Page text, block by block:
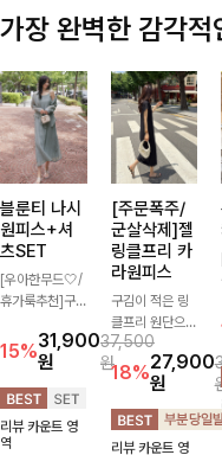
가장 완벽한 감각적
블룬티 나시
원피스+셔
츠SET
[우아한무드🤍/
휴가룩추천]구
소재의 나시원피
스+셔츠 조합으
로 코디 걱정없
이 여성스럽고
편안하게 즐길
수 있는 아이템
15%31,900
원
37,500
원
리뷰 카운트 영
역
[주문폭주/
군살삭제]젤
링클프리 카
라원피스
구김이 적은 링
클프리 원단으로
항상 깔끔하게
착용 가능하며
일자로 떨어지는
넉넉한 핏으로
군살을 완벽히
커버해주는 원피
18%27,900
원
리뷰 카운트 영